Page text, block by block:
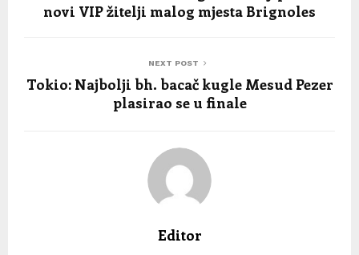
novi VIP žitelji malog mjesta Brignoles
NEXT POST
Tokio: Najbolji bh. bacač kugle Mesud Pezer
plasirao se u finale
Editor